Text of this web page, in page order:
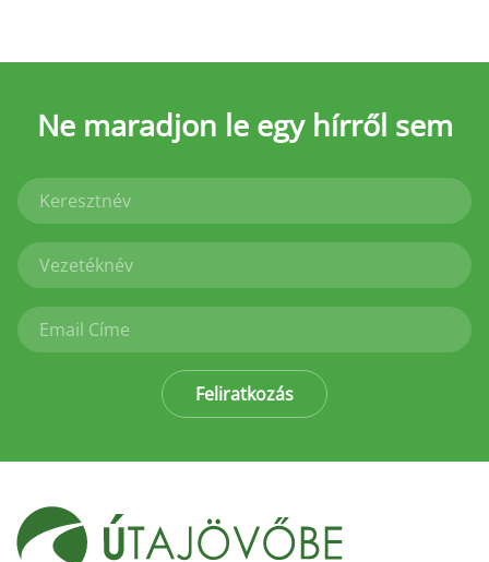
Ne maradjon le egy hírről sem
Feliratkozás